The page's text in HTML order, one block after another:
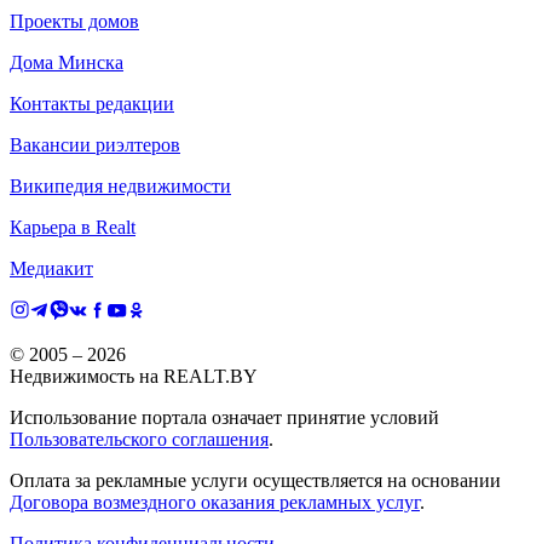
Проекты домов
Дома Минска
Контакты редакции
Вакансии риэлтеров
Википедия недвижимости
Карьера в Realt
Медиакит
© 2005 – 2026
Недвижимость на REALT.BY
Использование портала означает принятие условий
Пользовательского соглашения.
Оплата за рекламные услуги осуществляется на основании
Договора возмездного оказания рекламных услуг.